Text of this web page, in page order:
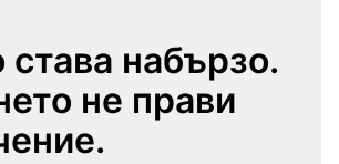
става набързо.
не прави